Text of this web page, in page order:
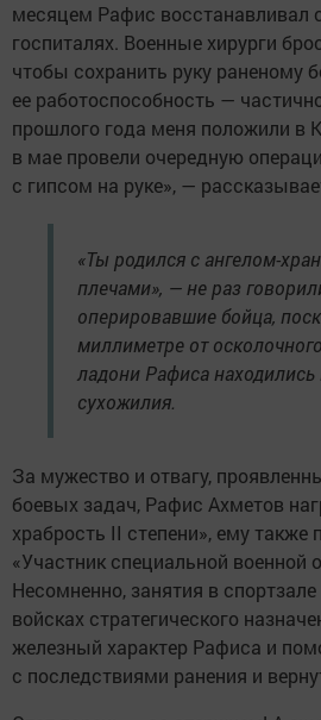
месяцем Рафис восстанавливал
госпиталях. Военные хирурги
чтобы сохранить руку раненому
ее работоспособность —
прошлого года меня положили в
в мае провели очередную
с гипсом на руке», —
«Ты родился с ангелом-
плечами», — не раз
оперировавшие бойца,
миллиметре от
ладони Рафиса
сухожилия.
За мужество и отвагу,
боевых задач, Рафис Ахметов
храбрость II степени», ему также
«Участник специальной военной
Несомненно, занятия в
войсках стратегического
железный характер Рафиса и
с последствиями ранения и